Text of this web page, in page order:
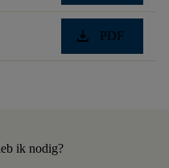
download PDF
ik nodig?